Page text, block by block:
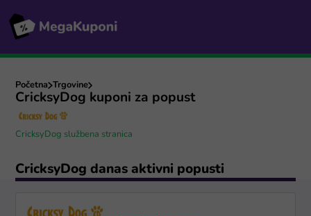
Početna Trgovine
CricksyDog kuponi za popust
CricksyDog službena stranica
CricksyDog danas aktivni popusti